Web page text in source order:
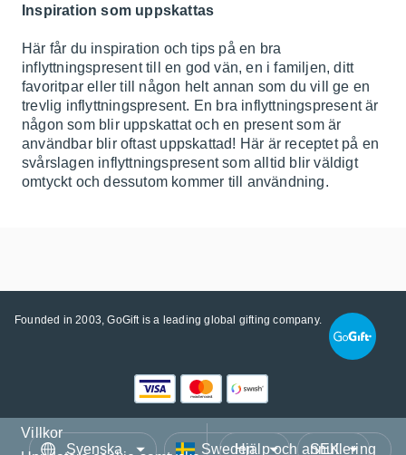
Inspiration som uppskattas
Här får du inspiration och tips på en bra
inflyttningspresent till en god vän, en i familjen, ditt
favoritpar eller till någon helt annan som du vill ge en
trevlig inflyttningspresent. En bra inflyttningspresent är
någon som blir uppskattat och en present som är
användbar blir oftast uppskattad! Här är receptet på en
svårslagen inflyttningspresent som alltid blir väldigt
omtyckt och dessutom kommer till användning.
Founded in 2003, GoGift is a leading global gifting company.
Villkor
Språk Land/Region Valuta
Hjälp och annullering